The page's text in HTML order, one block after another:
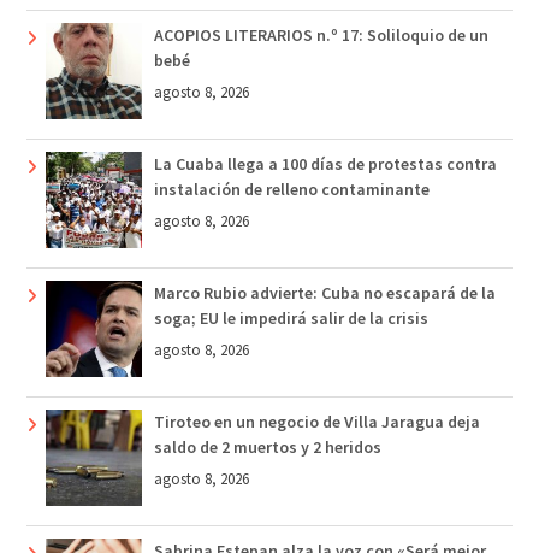
ACOPIOS LITERARIOS n.º 17: Soliloquio de un
bebé
agosto 8, 2026
La Cuaba llega a 100 días de protestas contra
instalación de relleno contaminante
agosto 8, 2026
Marco Rubio advierte: Cuba no escapará de la
soga; EU le impedirá salir de la crisis
agosto 8, 2026
Tiroteo en un negocio de Villa Jaragua deja
saldo de 2 muertos y 2 heridos
agosto 8, 2026